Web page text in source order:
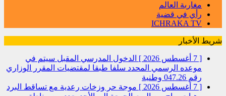
مغاربة العالم
رأي في قضية
ICHRAKA TV
شريط الأخبار
[ 7 أغسطس 2026 ]
الدخول المدرسي المقبل سیتم في
موعده الرسمي المحدد سلفا طبقا لمقتضیات المقرر الوزاري
رقم 047.26
وطنية
[ 7 أغسطس 2026 ]
موجة حر وزخات رعدية مع تساقط البرد